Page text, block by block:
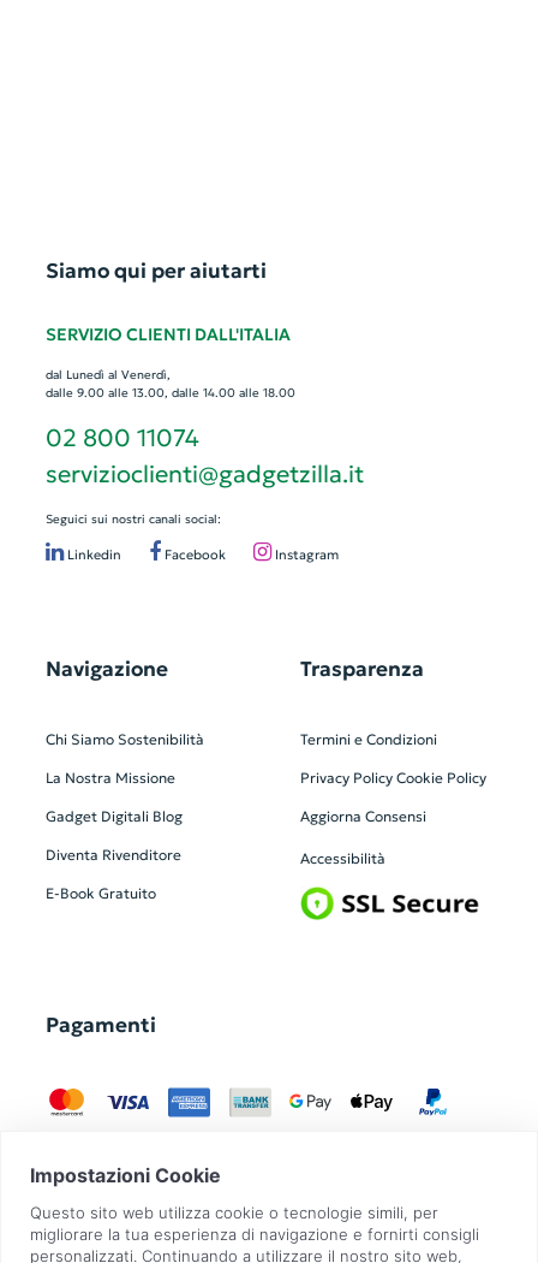
Siamo qui per aiutarti
SERVIZIO CLIENTI DALL'ITALIA
dal Lunedì al Venerdì,
dalle 9.00 alle 13.00, dalle 14.00 alle 18.00
02 800 11074
servizioclienti@gadgetzilla.it
Seguici sui nostri canali social:
Linkedin Facebook Instagram
Navigazione
Chi Siamo Sostenibilità
La Nostra Missione
Gadget Digitali Blog
Diventa Rivenditore
E-Book Gratuito
Trasparenza
Termini e Condizioni
Privacy Policy Cookie Policy
Aggiorna Consensi
Accessibilità
Pagamenti
GadgetZilla è un Brand di Overbi S.r.l.| realizzato con Contit
| © 2026 Tutti